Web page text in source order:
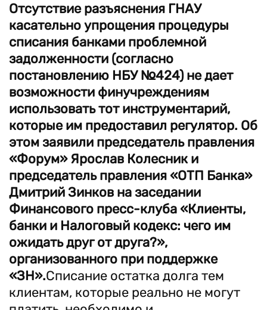
Отсутствие разъяснения ГНАУ
касательно упрощения процедуры
списания банками проблемной
задолженности (согласно
постановлению НБУ №424) не дает
возможности финучреждениям
использовать тот инструментарий,
которые им предоставил регулятор. Об
этом заявили председатель правления
«Форум» Ярослав Колесник и
председатель правления «ОТП Банка»
Дмитрий Зинков на заседании
Финансового пресс-клуба «Клиенты,
банки и Налоговый кодекс: чего им
ожидать друг от друга?»,
организованного при поддержке
«ЗН».Списание остатка долга тем
клиентам, которые реально не могут